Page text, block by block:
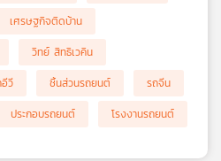
เศรษฐกิจติดบ้าน
วิทย์ สิทธิเวคิน
วี ชิ้นส่วนรถยนต์
รถจีน
ประกอบรถยนต์ โรงงานรถยนต์